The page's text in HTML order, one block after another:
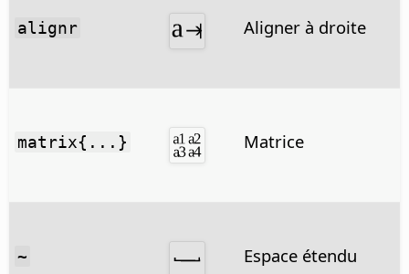
alignr Aligner à droite
matrix{...} Matrice
~ Espace étendu